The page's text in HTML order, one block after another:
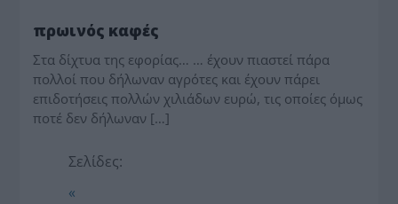
πρωινός καφές
Στα δίχτυα της εφορίας… … έχουν πιαστεί πάρα
πολλοί που δήλωναν αγρότες και έχουν πάρει
επιδοτήσεις πολλών χιλιάδων ευρώ, τις οποίες όμως
ποτέ δεν δήλωναν […]
Σελίδες:
«